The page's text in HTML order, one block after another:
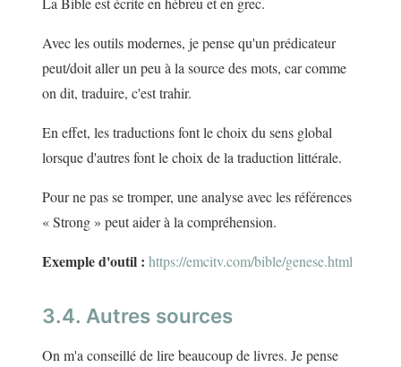
Avec les outils modernes, je pense qu'un prédicateur
peut/doit aller un peu à la source des mots, car comme
on dit, traduire, c'est trahir.
En effet, les traductions font le choix du sens global
lorsque d'autres font le choix de la traduction littérale.
Pour ne pas se tromper, une analyse avec les références
« Strong » peut aider à la compréhension.
Exemple d'outil : https://emcitv.com/bible/genese.html
3.4. Autres sources
On m'a conseillé de lire beaucoup de livres. Je pense